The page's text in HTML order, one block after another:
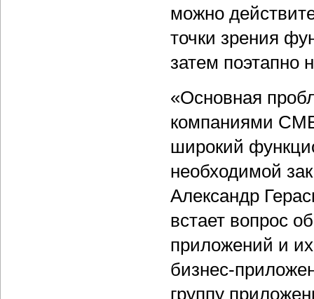
можно
точки зрения
затем поэтапно
«Основная
компаниями
широкий
необходимой
Александр
встает вопрос
приложений и
бизнес-
группу